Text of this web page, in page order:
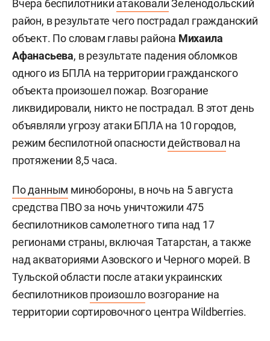
Вчера беспилотники атаковалиЗеленодольский
район, в результате чего пострадал гражданский
объект. По словам главы района Михаила
Афанасьева, в результате падения обломков
одного из БПЛА на территории гражданского
объекта произошел пожар. Возгорание
ликвидировали, никто не пострадал. В этот день
объявляли угрозу атаки БПЛА на 10 городов,
режим беспилотной опасностидействовал на
протяжении 8,5 часа.
По данным минобороны, в ночь на 5 августа
средства ПВО за ночь уничтожили 475
беспилотников самолетного типа над 17
регионами страны, включая Татарстан, а также
над акваториями Азовского и Черного морей. В
Тульской области после атаки украинских
беспилотниковпроизошловозгорание на
территории сортировочного центра Wildberries.